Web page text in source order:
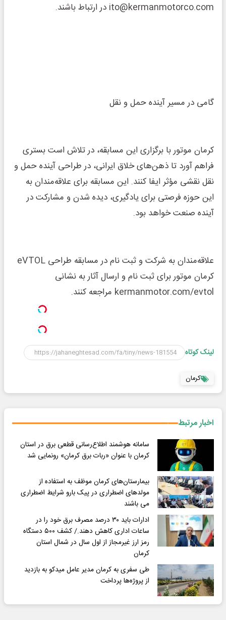
ito@kermanmotorco.com در ارتباط باشند.
گامی در مسیر آینده حمل و نقل
کرمان موتور با برگزاری این مسابقه، در تلاش است بستری
فراهم آورد تا ذهن‌های خلاق ایرانی، در طراحی آینده حمل و
نقل نقشی مؤثر ایفا کنند. این مسابقه برای علاقه‌مندان به
این حوزه فرصتی برای یادگیری، دیده شدن و مشارکت در
آینده صنعت خواهد بود.
علاقه‌مندان به شرکت و ثبت نام در مسابقه طراحی eVTOL
کرمان موتور برای ثبت نام و ارسال آثار به نشانی
kermanmotor.com/evtol مراجعه کنند.
لینک کوتاه
کرمان
اخبار مرتبط
سامانه هوشمند اطلاع‌رسانی قطعی برق در استان
کرمان با عنوان «ربات برق کرمان» رونمایی شد
بیمارستان‌های کرمان موظف به استفاده از
مولدهای اضطراری در پیک بارو شرایط اضطراری
می باشند
ادارات باید ۳۰ درصد مصرف برق خود را در
ساعات اداری کاهش دهند./ کشف ۵۰۰ دستگاه
رمز ارز غیرمجاز از اول سال در شمال استان
کرمان
طی سفری به کرمان مدیر عامل میدکو به بازدید
از پروژه‌ها پرداخت